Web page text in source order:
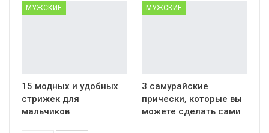
МУЖСКИЕ
15 модных и удобных
стрижек для
мальчиков
МУЖСКИЕ
3 самурайские
прически, которые вы
можете сделать сами